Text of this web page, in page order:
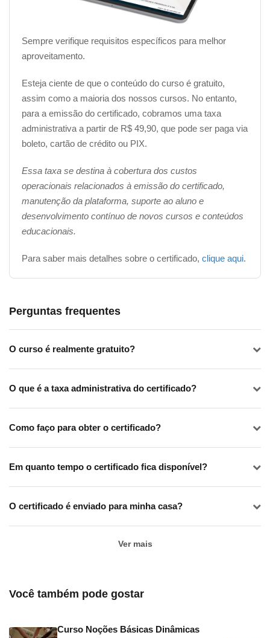
Sempre verifique requisitos específicos para melhor
aproveitamento.
Esteja ciente de que o conteúdo do curso é gratuito,
assim como a maioria dos nossos cursos. No entanto,
para a emissão do certificado, cobramos uma taxa
administrativa a partir de R$ 49,90, que pode ser paga via
boleto, cartão de crédito ou PIX.
Essa taxa se destina à cobertura dos custos
operacionais relacionados à emissão do certificado,
manutenção da plataforma, suporte ao aluno e
desenvolvimento contínuo de novos cursos e conteúdos
educacionais.
Para saber mais detalhes sobre o certificado, clique aqui.
Perguntas frequentes
O curso é realmente gratuito?
O que é a taxa administrativa do certificado?
Como faço para obter o certificado?
Em quanto tempo o certificado fica disponível?
O certificado é enviado para minha casa?
Ver mais
Você também pode gostar
Curso Noções Básicas Dinâmicas